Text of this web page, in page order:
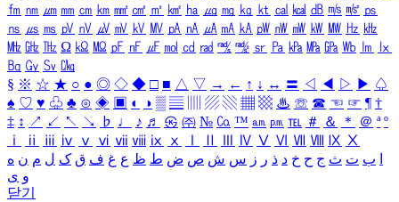
㎙ ㎚ ㎛ ㎜ ㎝ ㎞ ㎟ ㎠ ㎡ ㎢ ㏊ ㎍ ㎎ ㎏ ㏏ ㎈ ㎉ ㏈ ㎧ ㎨ ㎰
㎱ ㎲ ㎳ ㎴ ㎵ ㎶ ㎷ ㎸ ㎹ ㎀ ㎁ ㎂ ㎃ ㎄ ㎺ ㎻ ㎽ ㎾ ㎿ ㎐ ㎑
㎒ ㎓ ㎔ Ω ㏀ ㏁ ㎊ ㎋ ㎌ ㏖ ㏅ ㎭ ㎮ ㎯ ㏛ ㎩ ㎪ ㎫ ㎬ ㏝ ㏐
㏓
㏃ ㏉ ㏜ ㏆
§ ※ ☆ ★ ○ ● ◎ ◇ ◆ □ ■ △ ▽ → ← ↑ ↓ ↔ 〓 ◁ ◀ ▷ ▶ ♤
♠ ♡ ♥ ♧ ♣ ⊙ ◈ ▣ ◐ ◑ ▒ ▤ ▨ ▧ ▦ ▩ ♨ ☏ ☎ ☜ ☞ ¶ †
‡ ↕ ↗ ↙ ↖ ↘ ♭ ♩ ♪ ♬ ㉿ ㈜ № ㏇ ™ ㏂ ㏘ ℡ ＃ ＆ ＊ ＠ ª º
ⅰ
ⅱ ⅲ ⅳ ⅴ ⅵ ⅶ ⅷ ⅸ ⅹ Ⅳ Ⅴ Ⅵ Ⅶ Ⅷ Ⅸ Ⅹ
ب ت ث ج ح خ د ذ ر ز س ش ص ض ط ظ ع غ ف ق ک ل م ن ه
و ی
닫기